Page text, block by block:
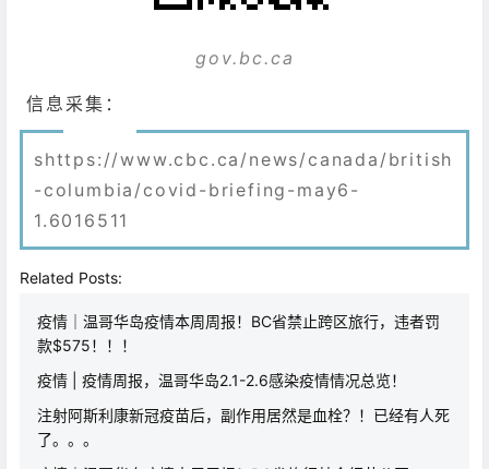
gov.bc.ca
信息采集：
shttps://www.cbc.ca/news/canada/british
-columbia/covid-briefing-may6-
1.6016511
Related Posts:
疫情｜温哥华岛疫情本周周报！BC省禁止跨区旅行，违者罚
款$575！！！
疫情 | 疫情周报，温哥华岛2.1-2.6感染疫情情况总览！
注射阿斯利康新冠疫苗后，副作用居然是血栓？！已经有人死
了。。。